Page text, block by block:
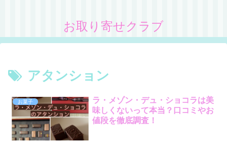
お取り寄せクラブ
アタンション
お菓子
ラ・メゾン・デュ・ショコラは美
味しくないって本当？口コミやお
値段を徹底調査！